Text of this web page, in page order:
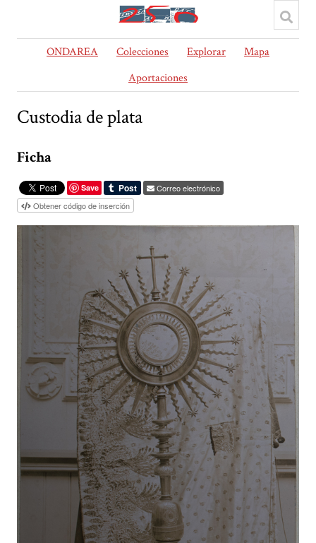
ONDAREA Colecciones Explorar
Mapa
Aportaciones
Custodia de plata
Ficha
Save
Correo electrónico
Obtener código de inserción